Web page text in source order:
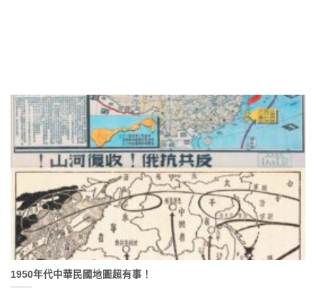
1950年代中華民國地圖超有事！